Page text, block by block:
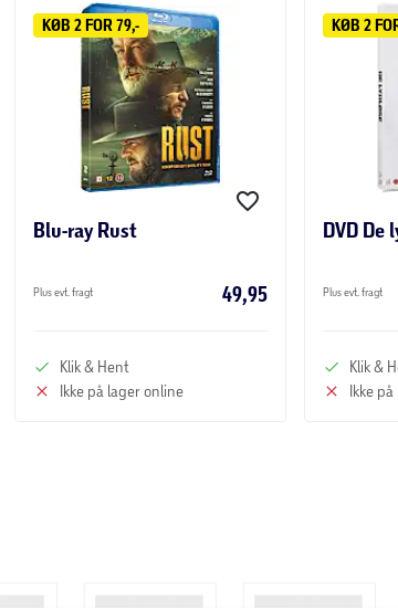
KØB 2 FOR 79,-
Blu-ray Rust
Plus evt. fragt 49,95
Klik & Hent
Ikke på lager online
KØB 2
DVD De
Plus evt. fragt
Klik &
Ikke